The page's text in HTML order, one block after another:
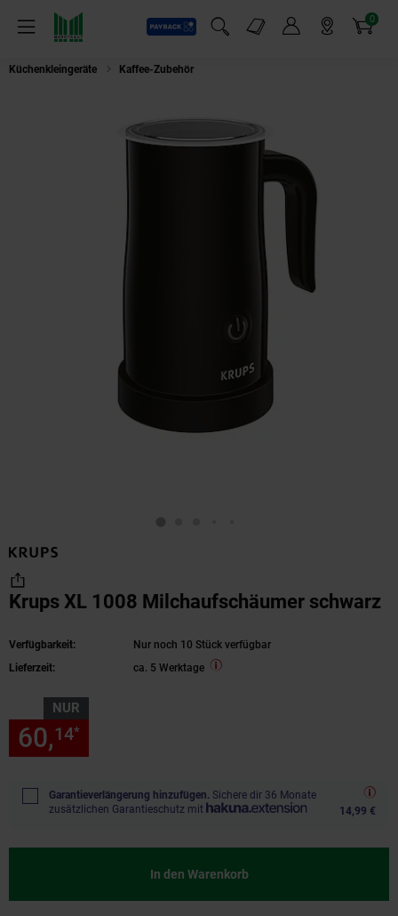
Menü
Payback
Suchfeld einblenden
Markt-Angebote 0
Artikel
Küchenkleingeräte Kaffee-Zubehör
Krups XL 1008 Milchaufschäumer schwarz
Verfügbarkeit:
Nur noch 10 Stück verfügbar
Lieferzeit:
ca. 5 Werktage
NUR
60,14*
Garantieverlängerung hinzufügen. Sichere dir 36 Monate
zusätzlichen Garantieschutz mit
14,99 €
In den Warenkorb